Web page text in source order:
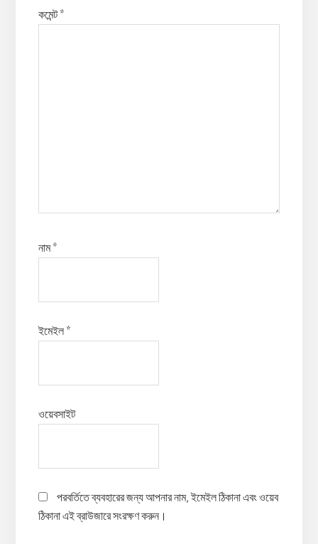
কমেন্ট*
নাম*
ইমেইল *
ওয়েবসাইট
পরবর্তিতে ব্যবহারের জন্য আপনার নাম, ইমেইল ঠিকানা এবং ওয়েব
ঠিকানা এই ব্রাউজারে সংরক্ষণ করুন।